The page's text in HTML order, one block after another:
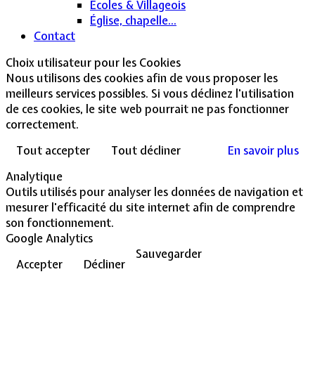
Écoles & Villageois
Église, chapelle...
Contact
Choix utilisateur pour les Cookies
Nous utilisons des cookies afin de vous proposer les
meilleurs services possibles. Si vous déclinez l'utilisation
de ces cookies, le site web pourrait ne pas fonctionner
correctement.
Tout accepter
Tout décliner
En savoir plus
Analytique
Outils utilisés pour analyser les données de navigation et
mesurer l'efficacité du site internet afin de comprendre
son fonctionnement.
Google Analytics
Accepter
Décliner
Sauvegarder